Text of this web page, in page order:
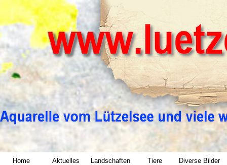
Home Aktuelles Landschaften Tiere Diverse Bilder